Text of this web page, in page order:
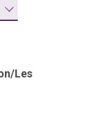
/Les